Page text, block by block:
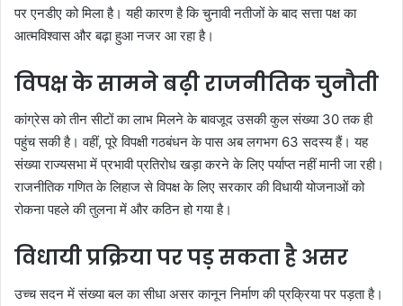
पर एनडीए को मिला है। यही कारण है कि चुनावी नतीजों के बाद सत्ता पक्ष का
आत्मविश्वास और बढ़ा हुआ नजर आ रहा है।
विपक्ष के सामने बढ़ी राजनीतिक चुनौती
कांग्रेस को तीन सीटों का लाभ मिलने के बावजूद उसकी कुल संख्या 30 तक ही
पहुंच सकी है। वहीं, पूरे विपक्षी गठबंधन के पास अब लगभग 63 सदस्य हैं। यह
संख्या राज्यसभा में प्रभावी प्रतिरोध खड़ा करने के लिए पर्याप्त नहीं मानी जा रही।
राजनीतिक गणित के लिहाज से विपक्ष के लिए सरकार की विधायी योजनाओं को
रोकना पहले की तुलना में और कठिन हो गया है।
विधायी प्रक्रिया पर पड़ सकता है असर
उच्च सदन में संख्या बल का सीधा असर कानून निर्माण की प्रक्रिया पर पड़ता है।